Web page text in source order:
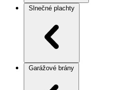
Slnečné plachty
Garážové brány